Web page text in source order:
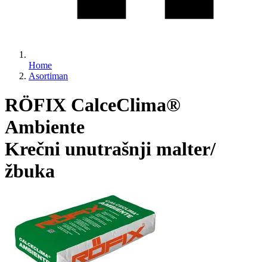
Home
Asortiman
RÖFIX CalceClima®
Ambiente
Krečni unutrašnji malter/
žbuka